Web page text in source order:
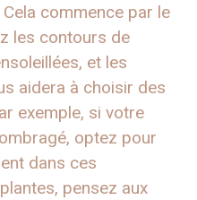
Cela commence par le
les contours de
et les
aidera à choisir des
exemple, si votre
optez pour
dans ces
pensez aux